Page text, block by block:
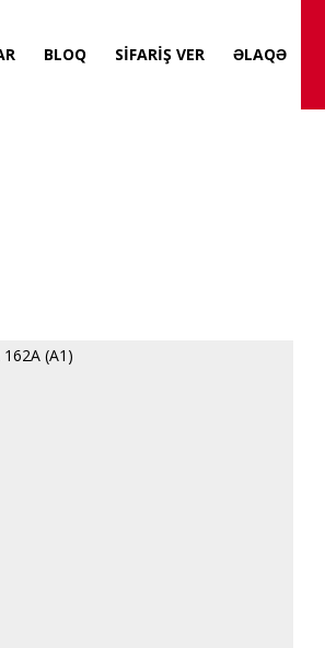
BLOQ SİFARİŞ VER ƏLAQƏ